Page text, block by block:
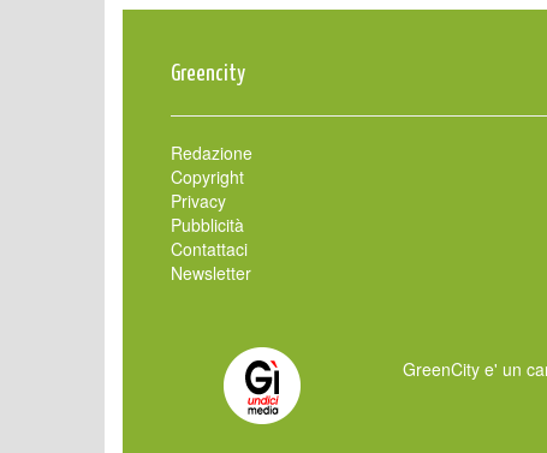
Greencity
Redazione
Copyright
Privacy
Pubblicità
Contattaci
Newsletter
GreenCity e' un